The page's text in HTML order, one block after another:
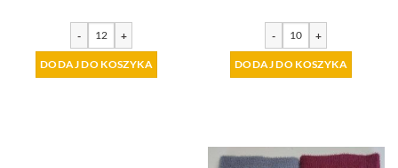
- +
DODAJ DO KOSZYKA
- +
DODAJ DO KOSZYKA